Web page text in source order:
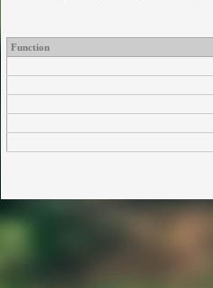
Function